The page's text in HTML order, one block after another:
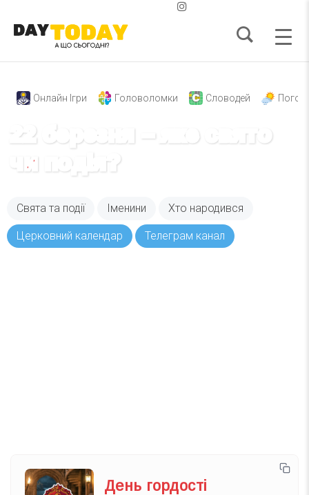
Онлайн Ігри Головоломки Словодей
22 березня – яке свято
чи подія?
Свята та події Іменини Хто народився
Церковний календар Телеграм канал
День гордості